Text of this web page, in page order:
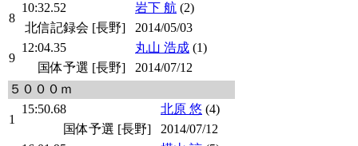
8
10:32.52 岩下 航 (2)
北信記録会 [長野]
2014/05/03
9
12:04.35 丸山 浩成 (1)
国体予選 [長野]
2014/07/12
５０００ｍ
1
15:50.68 北原 悠 (4)
国体予選 [長野]
2014/07/12